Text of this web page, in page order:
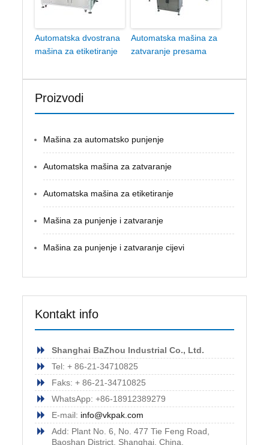
Automatska dvostrana
mašina za etiketiranje
Automatska mašina za
zatvaranje presama
Proizvodi
Mašina za automatsko punjenje
Automatska mašina za zatvaranje
Automatska mašina za etiketiranje
Mašina za punjenje i zatvaranje
Mašina za punjenje i zatvaranje cijevi
Kontakt info
Shanghai BaZhou Industrial Co., Ltd.
Tel: + 86-21-34710825
Faks: + 86-21-34710825
WhatsApp: +86-18912389279
E-mail: info@vkpak.com
Add: Plant No. 6, No. 477 Tie Feng Road,
Baoshan District, Shanghai, China.